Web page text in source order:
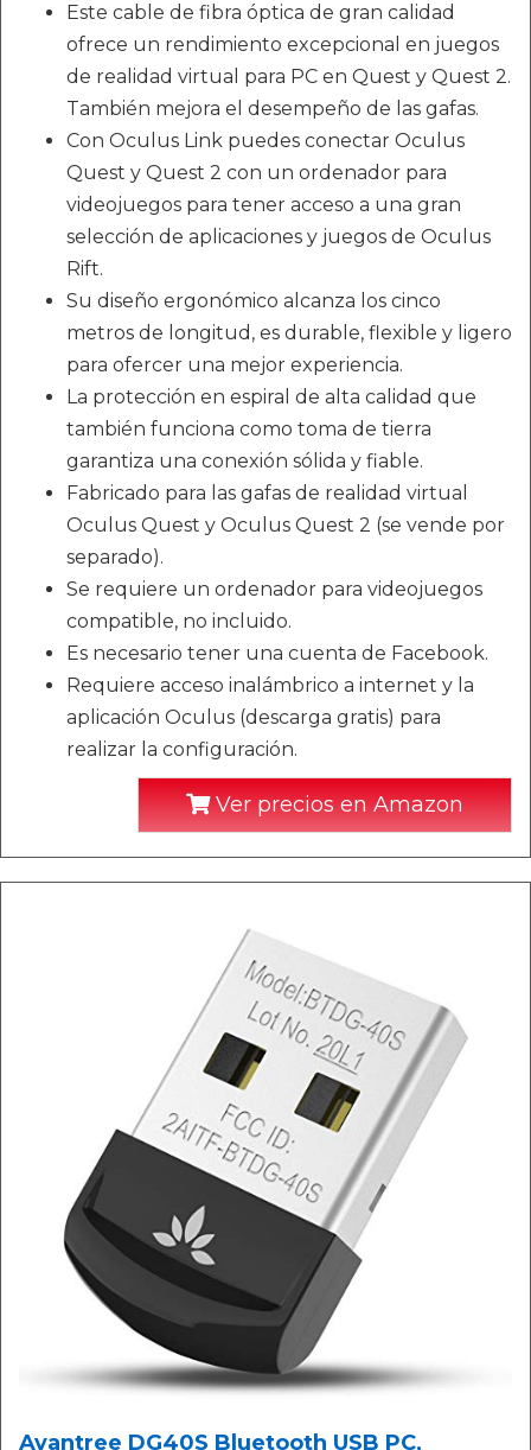
Este cable de fibra óptica de gran calidad
ofrece un rendimiento excepcional en juegos
de realidad virtual para PC en Quest y Quest 2.
También mejora el desempeño de las gafas.
Con Oculus Link puedes conectar Oculus
Quest y Quest 2 con un ordenador para
videojuegos para tener acceso a una gran
selección de aplicaciones y juegos de Oculus
Rift.
Su diseño ergonómico alcanza los cinco
metros de longitud, es durable, flexible y ligero
para ofercer una mejor experiencia.
La protección en espiral de alta calidad que
también funciona como toma de tierra
garantiza una conexión sólida y fiable.
Fabricado para las gafas de realidad virtual
Oculus Quest y Oculus Quest 2 (se vende por
separado).
Se requiere un ordenador para videojuegos
compatible, no incluido.
Es necesario tener una cuenta de Facebook.
Requiere acceso inalámbrico a internet y la
aplicación Oculus (descarga gratis) para
realizar la configuración.
Ver precios en Amazon
Avantree DG40S Bluetooth USB PC,